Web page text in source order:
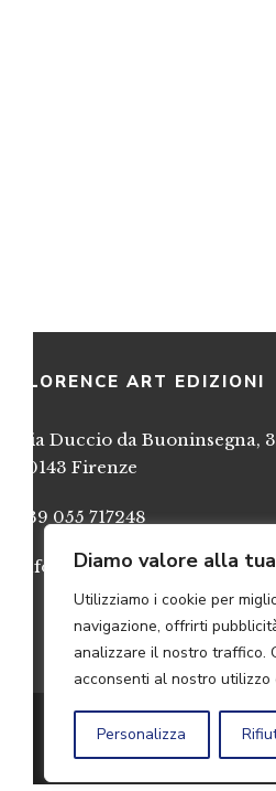
Diamo valore alla
Utilizziamo i cookie per
navigazione, offrirti
analizzare il nostro traffico.
acconsenti al nostro utilizzo
Personalizza
FLORENCE ART EDIZIONI
Via Duccio da Buoninsegna,
50143 Firenze
+39 055 717248